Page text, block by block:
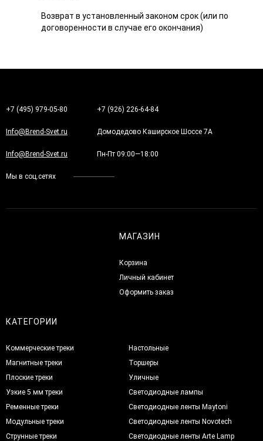
Возврат в установленный законом срок (или по
договоренности в случае его окончания)
+7 (495) 979-05-80 +7 (926) 226-64-84
Info@Brend-Svet.ru Домодедово Каширское Шоссе 7А
Info@Brend-Svet.ru Пн-Пт 09:00—18:00
Мы в соц.сетях
МАГАЗИН
Корзина
Личный кабинет
Оформить заказ
КАТЕГОРИИ
Коммерческие треки
Магнитные треки
Плоские треки
Узкие 5 мм треки
Ременные треки
Модульные треки
Струнные треки
Настольные
Торшеры
Уличные
Светодиодные лампы
Светодиодные ленты Maytoni
Светодиодные ленты Novotech
Светодиодные ленты Arte Lamp